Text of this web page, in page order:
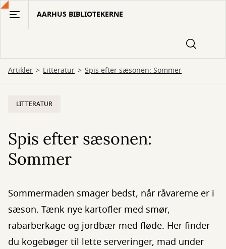
Gå
hovedindhold
AARHUS BIBLIOTEKERNE
Artikler Litteratur Spis efter sæsonen: Sommer
LITTERATUR
Spis efter sæsonen:
Sommer
Sommermaden smager bedst, når råvarerne er i
sæson. Tænk nye kartofler med smør,
rabarberkage og jordbær med fløde. Her finder
du kogebøger til lette serveringer, mad under